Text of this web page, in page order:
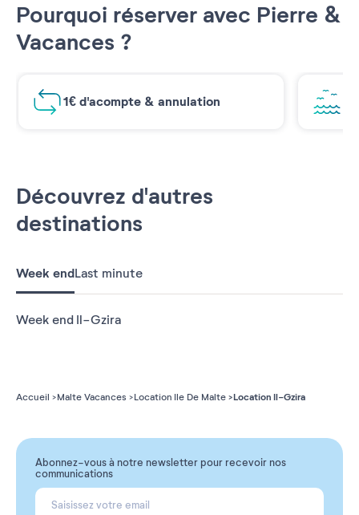
Pourquoi réserver avec Pierre &
Vacances ?
1€ d'acompte & annulation
Découvrez d'autres
destinations
Week endLast minute
Week end Il-Gzira
Accueil Malte Vacances Location Ile De Malte Location Il-Gzira
Abonnez-vous à notre newsletter pour recevoir nos
communications